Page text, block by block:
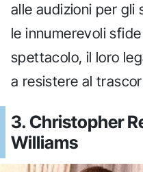
alle audizioni per gli
le innumerevoli
spettacolo, il loro
a resistere al
3. Christopher
Williams